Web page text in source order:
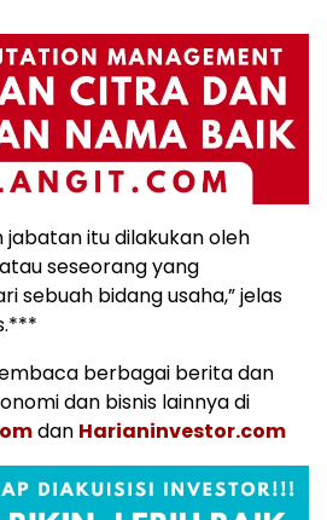
jabatan itu dilakukan oleh
seseorang yang
sebuah bidang usaha,” jelas
berbagai berita dan
dan bisnis lainnya di
dan Harianinvestor.com